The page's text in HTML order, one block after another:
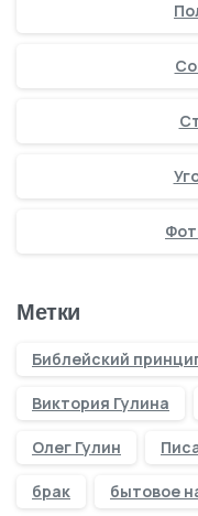
Метки
Библейский
Виктория Гулина
Олег Гулин
брак бытовое